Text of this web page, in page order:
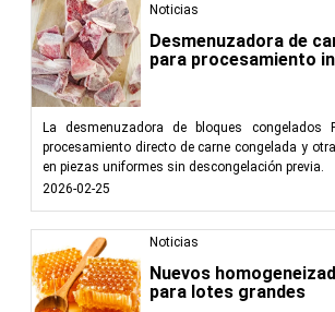
Noticias
Desmenuzadora de
para procesamiento
La desmenuzadora de bloques congelados
procesamiento directo de carne congelada y
en piezas uniformes sin descongelación previa.
2026-02-25
Noticias
Nuevos
para lotes grandes